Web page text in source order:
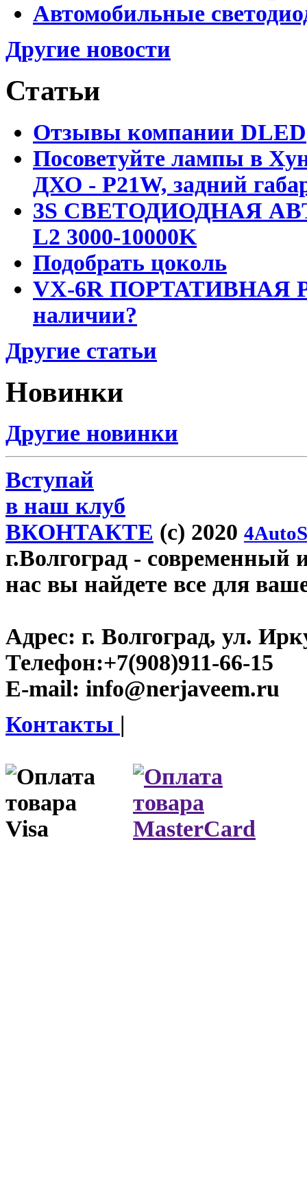
Автомобильные
Другие новости
Статьи
Отзывы компании DLED
Посоветуйте лампы в
ДХО - P21W, задний
3S СВЕТОДИОДНАЯ
L2 3000-10000K
Подобрать цоколь
VX-6R ПОРТАТИВНАЯ
наличии?
Другие статьи
Новинки
Другие новинки
Вступай
в наш клуб
ВКОНТАКТЕ (c) 2020
г.Волгоград - современный
нас вы найдете все для
Адрес: г. Волгоград, ул.
Телефон:+7(908)911-66-15
E-mail: info@nerjaveem.ru
Контакты |